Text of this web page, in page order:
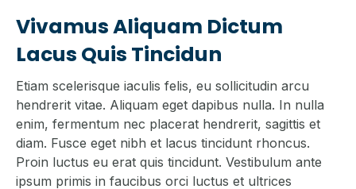
Vivamus Aliquam Dictum
Lacus Quis Tincidun
Etiam scelerisque iaculis felis, eu sollicitudin arcu
hendrerit vitae. Aliquam eget dapibus nulla. In nulla
enim, fermentum nec placerat hendrerit, sagittis et
diam. Fusce eget nibh et lacus tincidunt rhoncus.
Proin luctus eu erat quis tincidunt. Vestibulum ante
ipsum primis in faucibus orci luctus et ultrices